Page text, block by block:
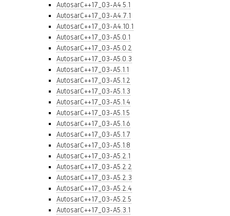
AutosarC++17_03-A4.5.1
AutosarC++17_03-A4.7.1
AutosarC++17_03-A4.10.1
AutosarC++17_03-A5.0.1
AutosarC++17_03-A5.0.2
AutosarC++17_03-A5.0.3
AutosarC++17_03-A5.1.1
AutosarC++17_03-A5.1.2
AutosarC++17_03-A5.1.3
AutosarC++17_03-A5.1.4
AutosarC++17_03-A5.1.5
AutosarC++17_03-A5.1.6
AutosarC++17_03-A5.1.7
AutosarC++17_03-A5.1.8
AutosarC++17_03-A5.2.1
AutosarC++17_03-A5.2.2
AutosarC++17_03-A5.2.3
AutosarC++17_03-A5.2.4
AutosarC++17_03-A5.2.5
AutosarC++17_03-A5.3.1